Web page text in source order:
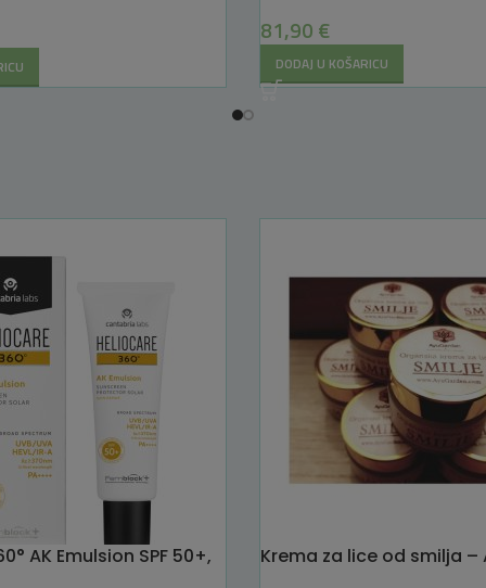
81,90 €
DODAJ U KOŠARICU
AK Emulsion SPF 50+, Krema za lice od smilja –